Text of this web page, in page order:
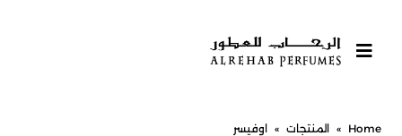
Home
» المنتجات » اوفيسر